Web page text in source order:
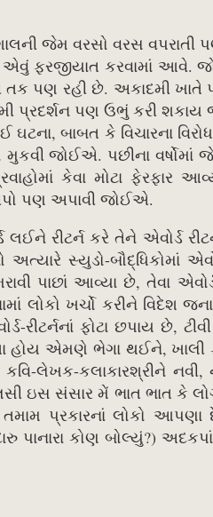
જેમ વરસો વરસ
એવું ફરજીયાત કરવામાં
તક પણ રહી છે. અકાદમી
પ્રદર્શન પણ ઉભું કરી શકાય
બાબત કે વિચારના
જોઈએ. પછીના વર્ષોમાં
કેવા મોટા ફેરફાર
પણ અપાવી જોઈએ.
રીટર્ન કરે તેને એવોર્ડ
સ્યુડો-બૌદ્ધિકોમાં
પાછાં આવ્યા છે, તેવા
લોકો ખર્ચો કરીને વિદેશ
રીટર્નનાં ફોટા છપાય છે,
હોય એમણે ભેગા થઈને, ખાલી
લેખક-કલાકારશ્રીને નવી,
ઇસ સંસાર મેં ભાત ભાત કે
પ્રકારનાં લોકો આપણા
પાનારા કોણ બોલ્યું?)